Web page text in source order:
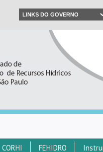
CORHI FEHIDRO